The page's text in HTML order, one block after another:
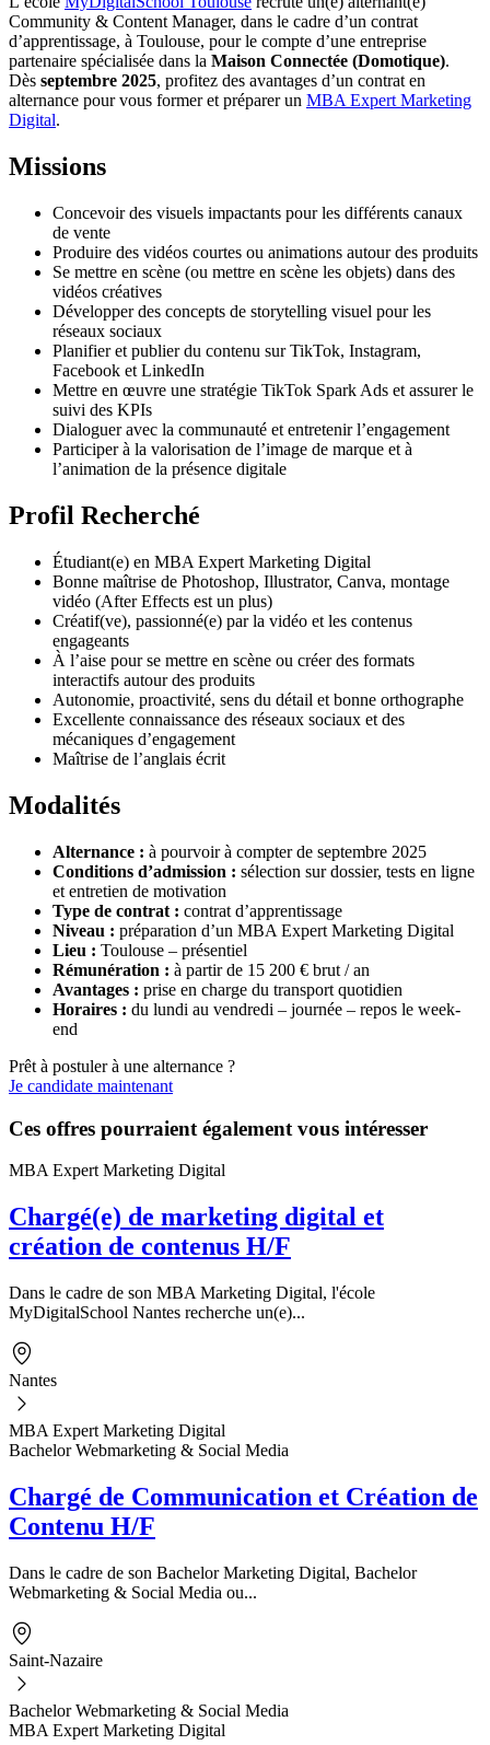
Community & Content Manager, dans le cadre d’un contrat
d’apprentissage, à Toulouse, pour le compte d’une entreprise
partenaire spécialisée dans la Maison Connectée (Domotique).
Dès septembre 2025, profitez des avantages d’un contrat en
alternance pour vous former et préparer un MBA Expert Marketing
Digital.
Missions
Concevoir des visuels impactants pour les différents canaux
de vente
Produire des vidéos courtes ou animations autour des produits
Se mettre en scène (ou mettre en scène les objets) dans des
vidéos créatives
Développer des concepts de storytelling visuel pour les
réseaux sociaux
Planifier et publier du contenu sur TikTok, Instagram,
Facebook et LinkedIn
Mettre en œuvre une stratégie TikTok Spark Ads et assurer le
suivi des KPIs
Dialoguer avec la communauté et entretenir l’engagement
Participer à la valorisation de l’image de marque et à
l’animation de la présence digitale
Profil Recherché
Étudiant(e) en MBA Expert Marketing Digital
Bonne maîtrise de Photoshop, Illustrator, Canva, montage
vidéo (After Effects est un plus)
Créatif(ve), passionné(e) par la vidéo et les contenus
engageants
À l’aise pour se mettre en scène ou créer des formats
interactifs autour des produits
Autonomie, proactivité, sens du détail et bonne orthographe
Excellente connaissance des réseaux sociaux et des
mécaniques d’engagement
Maîtrise de l’anglais écrit
Modalités
Alternance : à pourvoir à compter de septembre 2025
Conditions d’admission : sélection sur dossier, tests en ligne
et entretien de motivation
Type de contrat : contrat d’apprentissage
Niveau : préparation d’un MBA Expert Marketing Digital
Lieu : Toulouse – présentiel
Rémunération : à partir de 15 200 € brut / an
Avantages : prise en charge du transport quotidien
Horaires : du lundi au vendredi – journée – repos le week-
end
Prêt à postuler à une alternance ?
Je candidate maintenant
Ces offres pourraient également vous intéresser
MBA Expert Marketing Digital
Chargé(e) de marketing digital et
création de contenus H/F
Dans le cadre de son MBA Marketing Digital, l'école
MyDigitalSchool Nantes recherche un(e)...
Nantes
MBA Expert Marketing Digital
Bachelor Webmarketing & Social Media
Chargé de Communication et Création de
Contenu H/F
Dans le cadre de son Bachelor Marketing Digital, Bachelor
Webmarketing & Social Media ou...
Saint-Nazaire
Bachelor Webmarketing & Social Media
MBA Expert Marketing Digital